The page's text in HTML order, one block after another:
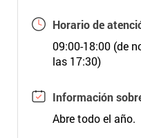
Horario de
09:00-18:00 (de
las 17:30)
Información
Abre todo el año.